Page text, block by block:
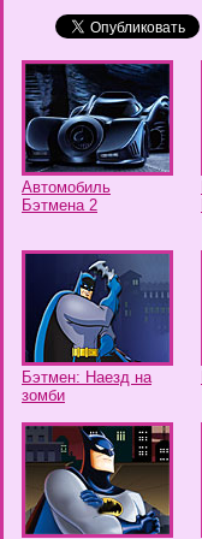
Автомобиль
Бэтмена 2
Бэтмен: Наезд на
зомби